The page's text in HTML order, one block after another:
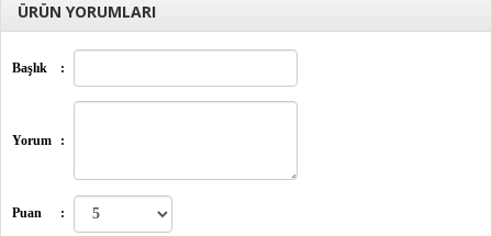
ÜRÜN YORUMLARI
Başlık :
Yorum :
Puan :